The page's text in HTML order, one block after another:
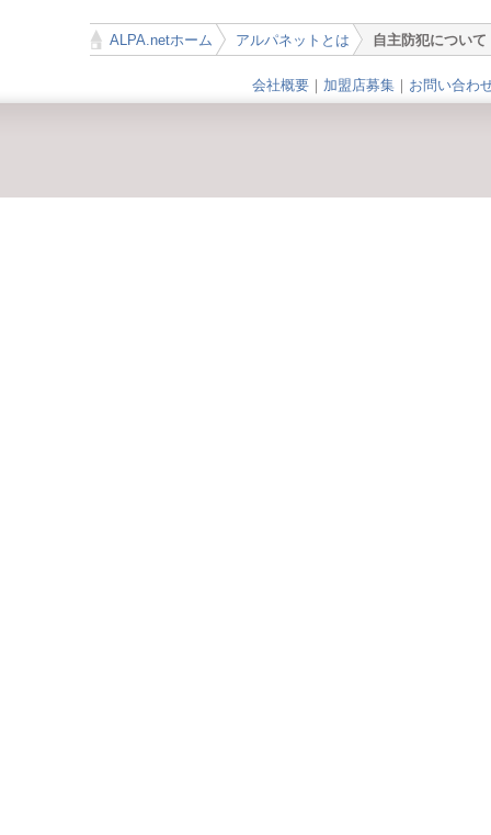
ALPA.netホーム
アルパネットとは
自主防犯について
会社概要 ｜ 加盟店募集 ｜ お問い合わ